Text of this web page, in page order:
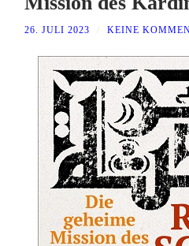
26. JULI 2023 KEINE